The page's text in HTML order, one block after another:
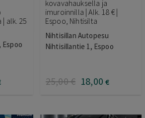
alk. 25
Espoo
kovavahauksella ja
imuroinnilla | Alk. 18 € |
Espoo, Nihtisilta
Nihtisillan Autopesu
Nihtisillantie 1, Espoo
25,00€ 18,00 €